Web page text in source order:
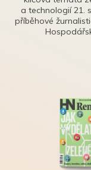
a technologií 21.
příběhové